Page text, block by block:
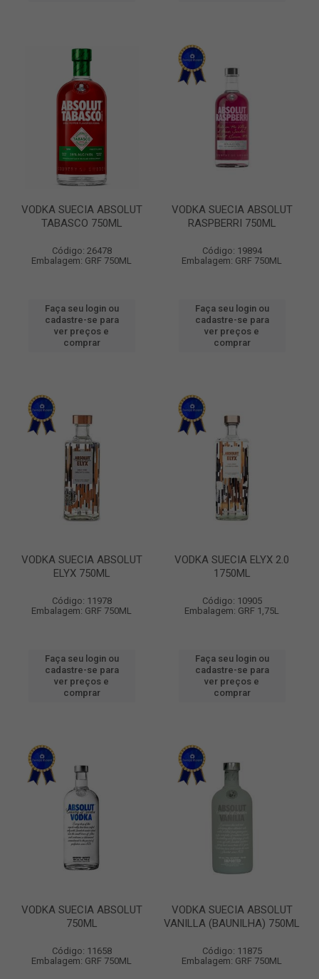
VODKA SUECIA ABSOLUT
TABASCO 750ML
Código: 26478
Embalagem: GRF 750ML
Faça seu login ou
cadastre-se para
ver preços e
comprar
VODKA SUECIA ABSOLUT
RASPBERRI 750ML
Código: 19894
Embalagem: GRF 750ML
Faça seu login ou
cadastre-se para
ver preços e
comprar
VODKA SUECIA ABSOLUT
ELYX 750ML
Código: 11978
Embalagem: GRF 750ML
Faça seu login ou
cadastre-se para
ver preços e
comprar
VODKA SUECIA ELYX 2.0
1750ML
Código: 10905
Embalagem: GRF 1,75L
Faça seu login ou
cadastre-se para
ver preços e
comprar
VODKA SUECIA ABSOLUT
750ML
Código: 11658
Embalagem: GRF 750ML
VODKA SUECIA ABSOLUT
VANILLA (BAUNILHA) 750ML
Código: 11875
Embalagem: GRF 750ML